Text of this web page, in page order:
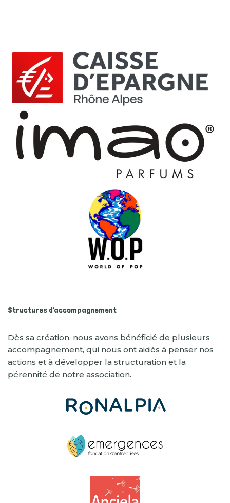
Structures d’accompagnement
Dès sa création, nous avons bénéficié de plusieurs
accompagnement, qui nous ont aidés à penser nos
actions et à développer la structuration et la
pérennité de notre association.